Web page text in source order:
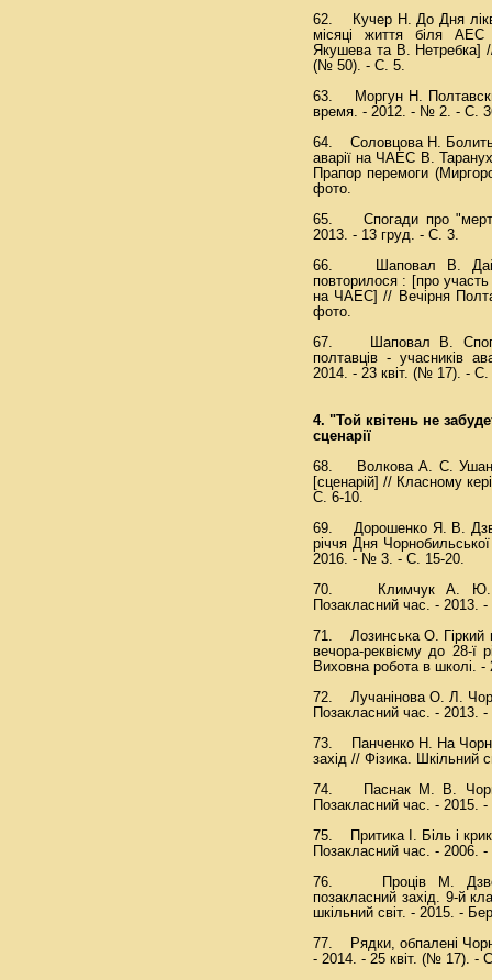
62. Кучер Н. До Дня
місяці життя біля АЕС
Якушева та В. Нетребка]
(№ 50). - С. 5.
63. Моргун Н.
время. - 2012. - № 2. - С.
64. Соловцова Н. Болить,
аварії на ЧАЕС В.
Прапор перемоги
фото.
65. Спогади про
2013. - 13 груд. - С. 3.
66. Шаповал В. Дай
повторилося : [про участь
на ЧАЕС] // Вечірня
фото.
67. Шаповал В.
полтавців - учасників
2014. - 23 квіт. (№ 17). - С.
4. "Той квітень не
сценарії
68. Волкова А. С.
[сценарій] // Класному
С. 6-10.
69. Дорошенко Я. В.
річчя Дня
2016. - № 3. - С. 15-20.
70. Климчук А. Ю.
Позакласний час. -
71. Лозинська О. Гіркий
вечора-реквієму до 28-ї
Виховна робота в школі.
72. Лучанінова О. Л.
Позакласний час. -
73. Панченко Н. На
захід // Фізика.
74. Паснак М. В.
Позакласний час. -
75. Притика І. Біль і
Позакласний час. -
76. Проців М.
позакласний захід. 9-й
шкільний світ. - 2015. -
77. Рядки, обпалені
- 2014. - 25 квіт. (№ 17). -